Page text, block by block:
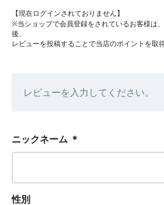
【現在ログインされておりません】
※当ショップで会員登録をされているお客様は
後、
レビューを投稿することで当店のポイントを取
レビューを入力してください。
ニックネーム ＊
性別